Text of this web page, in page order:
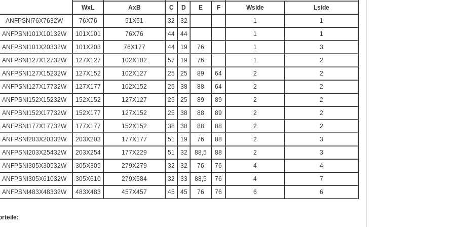
WxL AxB C D E F Wside
Lside
ANFPSNI76X7632W
76X76 51X51 32 32 1
1
ANFPSNI101X10132W
101X101 76X76 44 44 1
1
ANFPSNI101X20332W
101X203 76X177 44 19 76 1
3
ANFPSNI127X12732W
127X127 102X102 57 19 76 1
2
ANFPSNI127X15232W
127X152 102X127 25 25 89 64 2
2
ANFPSNI127X17732W
127X177 102X152 25 38 88 64 2
2
ANFPSNI152X15232W
152X152 127X127 25 25 89 89 2
2
ANFPSNI152X17732W
152X177 127X152 25 38 88 89 2
2
ANFPSNI177X17732W
177X177 152X152 38 38 88 88 2
2
ANFPSNI203X20332W
203X203 177X177 51 19 76 88 2
3
ANFPSNI203X25432W
203X254 177X229 51 32 88,5 88 2
3
ANFPSNI305X30532W
305X305 279X279 32 32 76 76 4
4
ANFPSNI305X61032W
305X610 279X584 32 33 88,5 76 4
7
ANFPSNI483X48332W
483X483 457X457 45 45 76 76 6 6